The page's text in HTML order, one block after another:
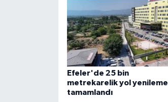
Efeler'de 25 bin
metrekarelik yol yenileme
tamamlandı
Yerel Haberler